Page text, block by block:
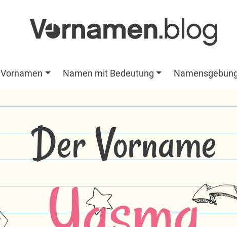
Vornamen Namen mit Bedeutung
Der Vorname